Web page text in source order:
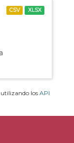
CSV XLSX
utilizando los API